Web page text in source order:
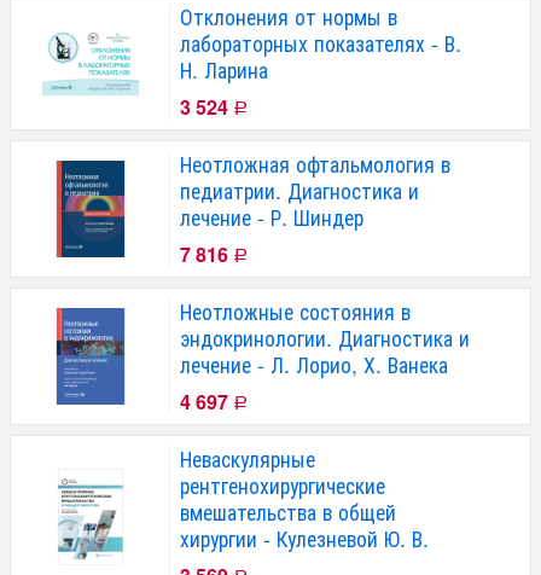
Отклонения от нормы в
лабораторных показателях - В.
Н. Ларина
3 524 Р
Неотложная офтальмология в
педиатрии. Диагностика и
лечение - Р. Шиндер
7 816 Р
Неотложные состояния в
эндокринологии. Диагностика и
лечение - Л. Лорио, Х. Ванека
4 697 Р
Неваскулярные
рентгенохирургические
вмешательства в общей
хирургии - Кулезневой Ю. В.